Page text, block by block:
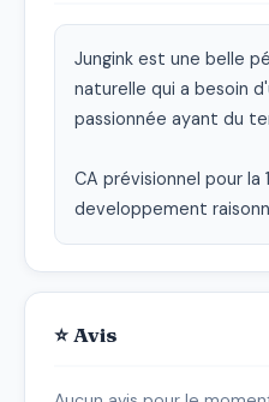
Jungink est une belle
naturelle qui a besoin
passionnée ayant du
CA prévisionnel pour la
developpement
⭐ Avis